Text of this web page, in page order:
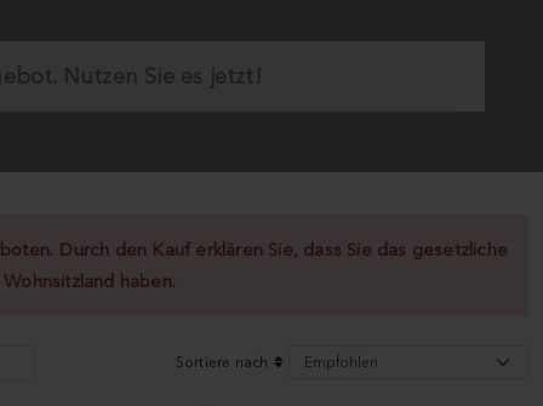
Nutzen Sie es jetzt!
Durch den Kauf erklären Sie, dass Sie das gesetzliche
haben.
Sortiere nach